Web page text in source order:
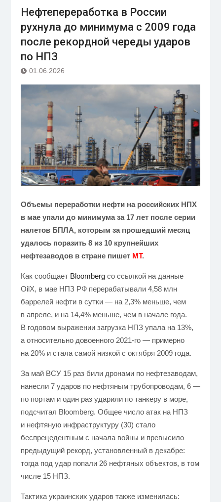
Нефтепереработка в России
рухнула до минимума с 2009 года
после рекордной череды ударов
по НПЗ
01.06.2026
Объемы переработки нефти на российских НПХ
в мае упали до минимума за 17 лет после серии
налетов БПЛА, которым за прошедший месяц
удалось поразить 8 из 10 крупнейших
нефтезаводов в стране пишет MT.
Как сообщает Bloombergсо ссылкой на данные
OilX, в мае НПЗ РФ перерабатывали 4,58 млн
баррелей нефти в сутки — на 2,3% меньше, чем
в апреле, и на 14,4% меньше, чем в начале года.
В годовом выражении загрузка НПЗ упала на 13%,
а относительно довоенного 2021-го — примерно
на 20% и стала самой низкой с октября 2009 года.
За май ВСУ 15 раз били дронами по нефтезаводам,
нанесли 7 ударов по нефтяным трубопроводам, 6 —
по портам и один раз ударили по танкеру в море,
подсчитал Bloomberg. Общее число атак на НПЗ
и нефтяную инфраструктуру (30) стало
беспрецедентным с начала войны и превысило
предыдущий рекорд, установленный в декабре:
тогда под удар попали 26 нефтяных объектов, в том
числе 15 НПЗ.
Тактика украинских ударов также изменилась: